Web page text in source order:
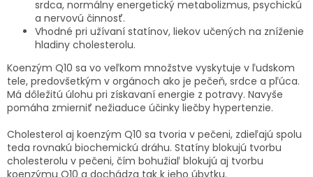
srdca, normálny energetický metabolizmus, psychickú
a nervovú činnosť.
Vhodné pri užívaní statínov, liekov učených na zníženie
hladiny cholesterolu.
Koenzým Q10 sa vo veľkom množstve vyskytuje v ľudskom
tele, predovšetkým v orgánoch ako je pečeň, srdce a pľúca.
Má dôležitú úlohu pri získavaní energie z potravy. Navyše
pomáha zmierniť nežiaduce účinky liečby hypertenzie.
Cholesterol aj koenzým Q10 sa tvoria v pečeni, zdieľajú spolu
teda rovnakú biochemickú dráhu. Statíny blokujú tvorbu
cholesterolu v pečeni, čím bohužiaľ blokujú aj tvorbu
koenzýmu Q10 a dochádza tak k jeho úbytku.